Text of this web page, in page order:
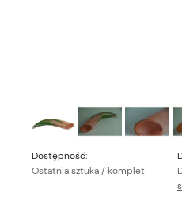
Dostępność:
Ostatnia sztuka / komplet
Cena nie zawiera